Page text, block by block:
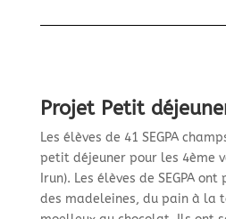
Projet Petit
Les élèves de 41 SEGPA
petit déjeuner pour les 4ème
Irun). Les élèves de SEGPA
des madeleines, du pain à la